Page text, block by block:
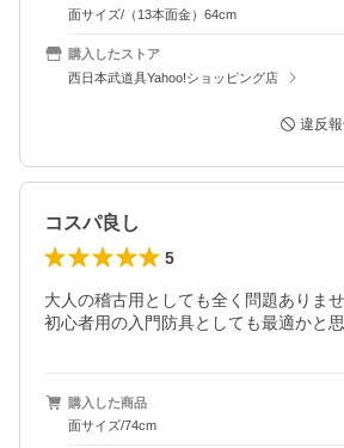
面サイズ/（13本面金）64cm
購入したストア
西日本武道具Yahoo!ショッピング店
違反
コスパ良し
5
大人の稽古用としても全く問題ありませ
初心者用の入門防具としても最適かと思
購入した商品
面サイズ/74cm